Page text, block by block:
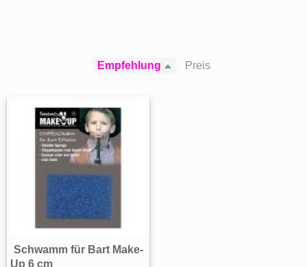
Empfehlung Preis
Schwamm für Bart Make-
Up 6 cm